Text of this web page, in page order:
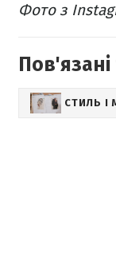
Фото з
СТИЛЬ І